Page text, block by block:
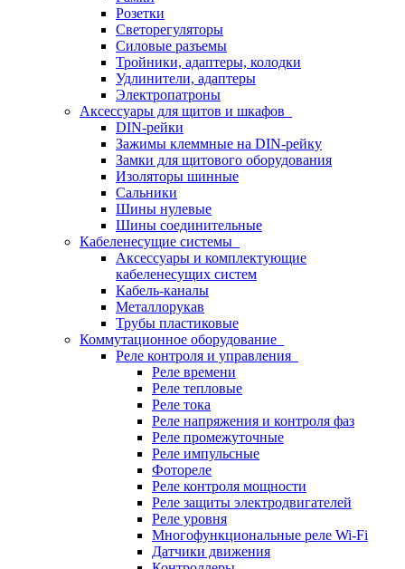
Розетки
Светорегуляторы
Силовые разъемы
Тройники, адаптеры, колодки
Удлинители, адаптеры
Электропатроны
Аксессуары для щитов и шкафов
DIN-рейки
Зажимы клеммные на DIN-рейку
Замки для щитового оборудования
Изоляторы шинные
Сальники
Шины нулевые
Шины соединительные
Кабеленесущие системы
Аксессуары и комплектующие
кабеленесущих систем
Кабель-каналы
Металлорукав
Трубы пластиковые
Коммутационное оборудование
Реле контроля и управления
Реле времени
Реле тепловые
Реле тока
Реле напряжения и контроля фаз
Реле промежуточные
Реле импульсные
Фотореле
Реле контроля мощности
Реле защиты электродвигателей
Реле уровня
Многофункциональные реле Wi-Fi
Датчики движения